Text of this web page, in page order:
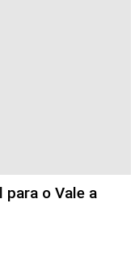
para o Vale a